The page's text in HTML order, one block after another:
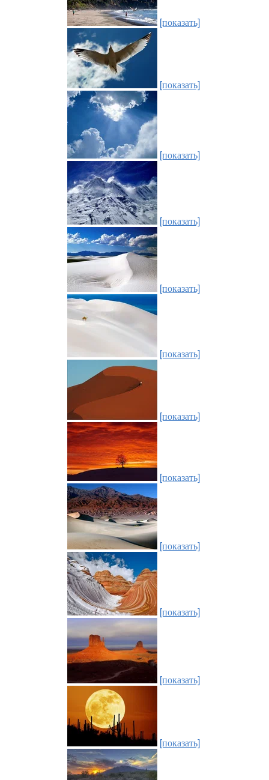
[показать]
[показать]
[показать]
[показать]
[показать]
[показать]
[показать]
[показать]
[показать]
[показать]
[показать]
[показать]